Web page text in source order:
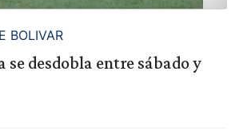
BOLIVAR
se desdobla entre sábado y